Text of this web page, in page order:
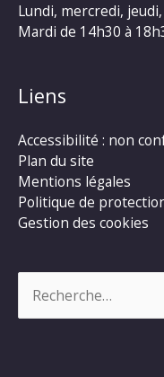
Lundi, mercredi,
Mardi de 14h30 à
Liens
Accessibilité : non
Plan du site
Mentions légales
Politique de
Gestion des cookies